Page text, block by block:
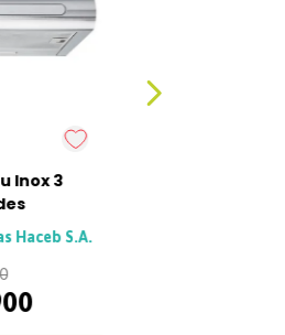
Inox 3
Haceb S.A.